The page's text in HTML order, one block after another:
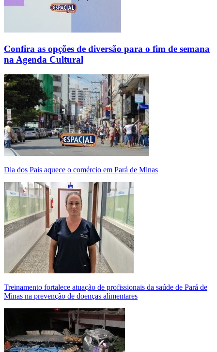
Confira as opções de diversão para o fim de semana
na Agenda Cultural
Dia dos Pais aquece o comércio em Pará de Minas
Treinamento fortalece atuação de profissionais da saúde de Pará de
Minas na prevenção de doenças alimentares